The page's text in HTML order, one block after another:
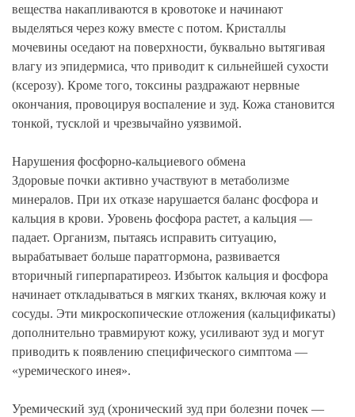
вещества накапливаются в кровотоке и начинают
выделяться через кожу вместе с потом. Кристаллы
мочевины оседают на поверхности, буквально вытягивая
влагу из эпидермиса, что приводит к сильнейшей сухости
(ксерозу). Кроме того, токсины раздражают нервные
окончания, провоцируя воспаление и зуд. Кожа становится
тонкой, тусклой и чрезвычайно уязвимой.
Нарушения фосфорно-кальциевого обмена
Здоровые почки активно участвуют в метаболизме
минералов. При их отказе нарушается баланс фосфора и
кальция в крови. Уровень фосфора растет, а кальция —
падает. Организм, пытаясь исправить ситуацию,
вырабатывает больше паратгормона, развивается
вторичный гиперпаратиреоз. Избыток кальция и фосфора
начинает откладываться в мягких тканях, включая кожу и
сосуды. Эти микроскопические отложения (кальцификаты)
дополнительно травмируют кожу, усиливают зуд и могут
приводить к появлению специфического симптома —
«уремического инея».
Уремический зуд (хронический зуд при болезни почек —